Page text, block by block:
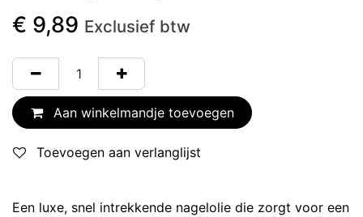
Een luxe, snel intrekkende nagelolie die zorgt voor een
€ 9,89 Exclusief btw
Aan winkelmandje toevoegen
Toevoegen aan verlanglijst